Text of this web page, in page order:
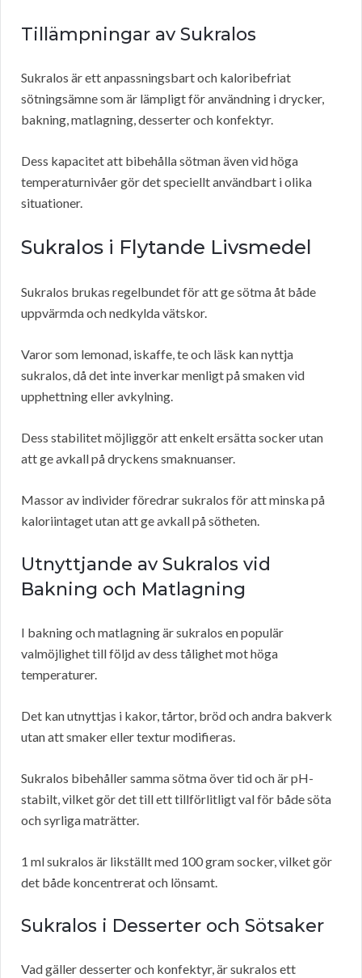
Tillämpningar av Sukralos
Sukralos är ett anpassningsbart och kaloribefriat
sötningsämne som är lämpligt för användning i drycker,
bakning, matlagning, desserter och konfektyr.
Dess kapacitet att bibehålla sötman även vid höga
temperaturnivåer gör det speciellt användbart i olika
situationer.
Sukralos i Flytande Livsmedel
Sukralos brukas regelbundet för att ge sötma åt både
uppvärmda och nedkylda vätskor.
Varor som lemonad, iskaffe, te och läsk kan nyttja
sukralos, då det inte inverkar menligt på smaken vid
upphettning eller avkylning.
Dess stabilitet möjliggör att enkelt ersätta socker utan
att ge avkall på dryckens smaknuanser.
Massor av individer föredrar sukralos för att minska på
kaloriintaget utan att ge avkall på sötheten.
Utnyttjande av Sukralos vid
Bakning och Matlagning
I bakning och matlagning är sukralos en populär
valmöjlighet till följd av dess tålighet mot höga
temperaturer.
Det kan utnyttjas i kakor, tårtor, bröd och andra bakverk
utan att smaker eller textur modifieras.
Sukralos bibehåller samma sötma över tid och är pH-
stabilt, vilket gör det till ett tillförlitligt val för både söta
och syrliga maträtter.
1 ml sukralos är likställt med 100 gram socker, vilket gör
det både koncentrerat och lönsamt.
Sukralos i Desserter och Sötsaker
Vad gäller desserter och konfektyr, är sukralos ett